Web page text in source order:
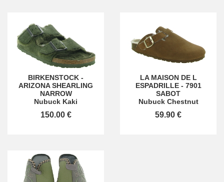
BIRKENSTOCK -
ARIZONA SHEARLING
NARROW
Nubuck Kaki
150.00 €
LA MAISON DE L
ESPADRILLE- 7901
SABOT
Nubuck Chestnut
59.90 €